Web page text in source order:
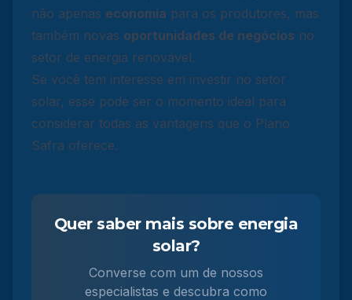
não apenas economia para os produtores, mas
também novas oportunidades de negócios no
setor de energia renovável.
Se você tem interesse em investir no setor
solar, esse pode ser o momento ideal para
considerar todas as vantagens que o Plano
Safra oferece.
Quer saber mais sobre energia
solar?
Converse com um de nossos
especialistas e descubra como